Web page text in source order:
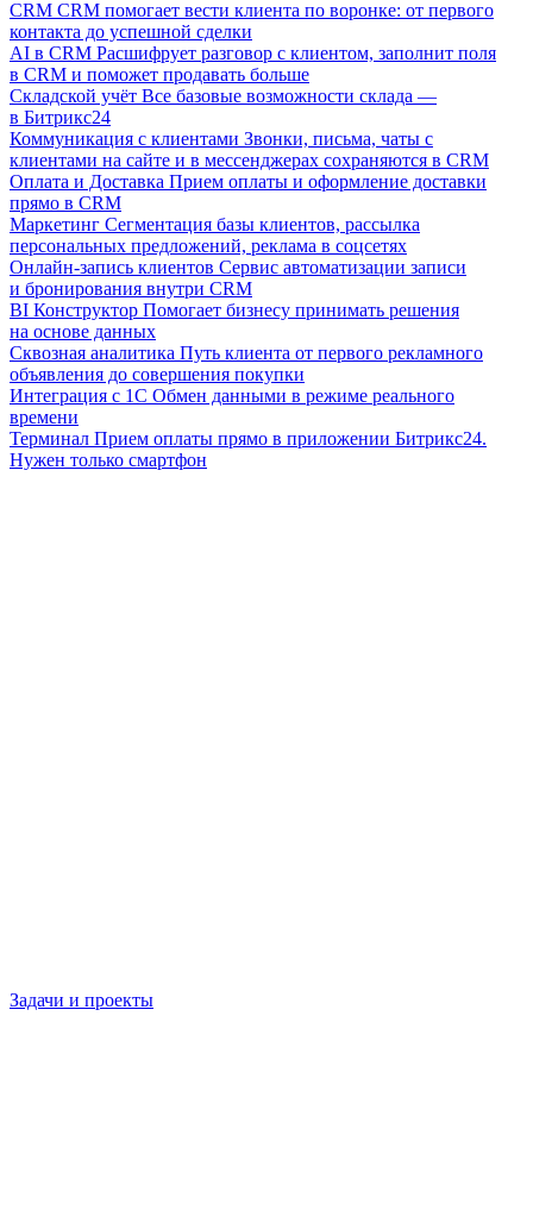
CRM CRM помогает вести клиента по воронке: от первого
контакта до успешной сделки
AI в CRM Расшифрует разговор с клиентом, заполнит поля
в CRM и поможет продавать больше
Складской учёт Все базовые возможности склада —
в Битрикс24
Коммуникация с клиентами Звонки, письма, чаты с
клиентами на сайте и в мессенджерах сохраняются в CRM
Оплата и Доставка Прием оплаты и оформление доставки
прямо в CRM
Маркетинг Сегментация базы клиентов, рассылка
персональных предложений, реклама в соцсетях
Онлайн-запись клиентов Сервис автоматизации записи
и бронирования внутри CRM
BI Конструктор Помогает бизнесу принимать решения
на основе данных
Сквозная аналитика Путь клиента от первого рекламного
объявления до совершения покупки
Интеграция с 1С Обмен данными в режиме реального
времени
Терминал Прием оплаты прямо в приложении Битрикс24.
Нужен только смартфон
Задачи и проекты